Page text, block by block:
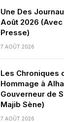
Une Des
Août 2026 (Avec
Presse)
7 AOÛT 2026
Les Chroniques
Hommage à
Gouverneur de
Majib Sène)
7 AOÛT 2026